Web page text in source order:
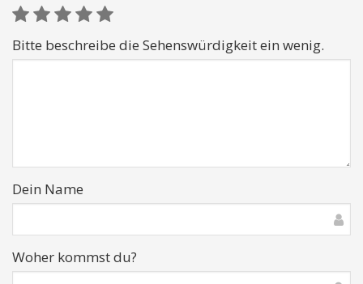
Bitte beschreibe die Sehenswürdigkeit ein wenig.
Dein Name
Woher kommst du?